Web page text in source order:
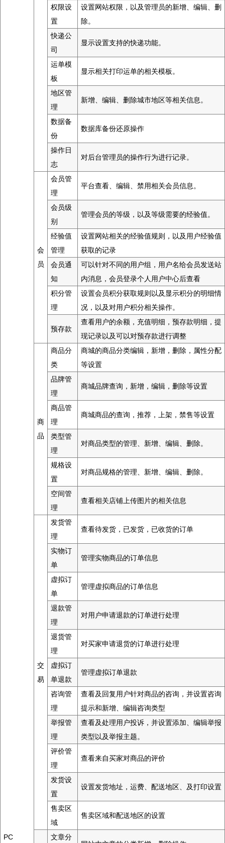
PC
权限设
置
设置网站权限，以及管理员的新增、编辑、删
除。
快递公
司
显示设置支持的快递功能。
运单模
板
显示相关打印运单的相关模板。
地区管
理
新增、编辑、删除城市地区等相关信息。
数据备
份
数据库备份还原操作
操作日
志
对后台管理员的操作行为进行记录。
会
员
会员管
理
平台查看、编辑、禁用相关会员信息。
会员级
别
管理会员的等级，以及等级需要的经验值。
经验值
管理
设置网站相关的经验值规则，以及用户经验值
获取的记录
会员通
知
可以针对不同的用户组，用户名给会员发送站
内消息，会员登录个人用户中心后查看
积分管
理
设置会员积分获取规则以及显示积分的明细情
况，以及对用户积分相关操作。
预存款
查看用户的余额，充值明细，预存款明细，提
现记录以及可以对预存款进行调整
商
品
商品分
类
商城的商品分类编辑，新增，删除，属性分配
等设置
品牌管
理
商城品牌查询，新增，编辑，删除等设置
商品管
理
商城商品的查询，推荐，上架，禁售等设置
类型管
理
对商品类型的管理、新增、编辑、删除。
规格设
置
对商品规格的管理、新增、编辑、删除。
空间管
理
查看相关店铺上传图片的相关信息
交
易
发货管
理
查看待发货，已发货，已收货的订单
实物订
单
管理实物商品的订单信息
虚拟订
单
管理虚拟商品的订单信息
退款管
理
对用户申请退款的订单进行处理
退货管
理
对买家申请退货的订单进行处理
虚拟订
单退款
管理虚拟订单退款
咨询管
理
查看及回复用户针对商品的咨询，并设置咨询
提示和新增、编辑咨询类型
举报管
理
查看及处理用户投诉，并设置添加、编辑举报
类型以及举报主题。
评价管
理
查看来自买家对商品的评价
发货设
置
设置发货地址，运费、配送地区、及打印设置
售卖区
域
售卖区域和配送地区的设置
文章分